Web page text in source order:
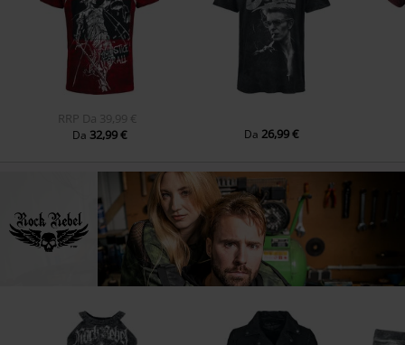
RRP Da 39,99 €
Da 32,99 € Da 26,99 €